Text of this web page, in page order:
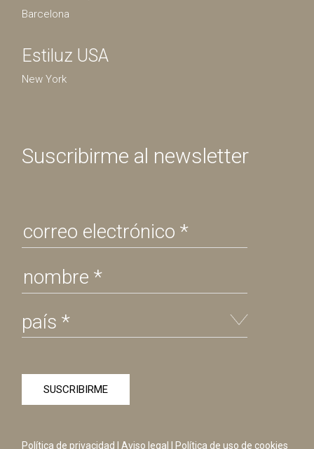
Barcelona
Estiluz USA
New York
Suscribirme al newsletter
Política de privacidad Aviso legal Política de uso de cookies